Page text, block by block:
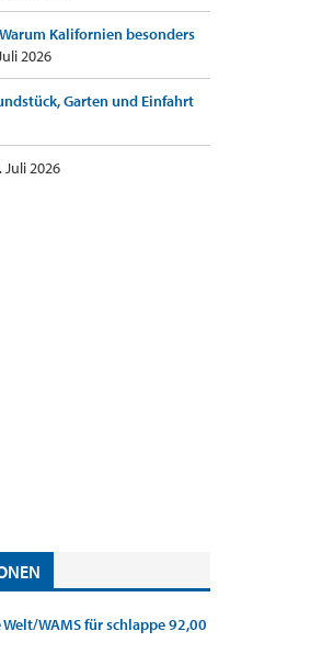
Kalifornien besonders
2026
Garten und Einfahrt
Juli 2026
WAMS für schlappe 92,00